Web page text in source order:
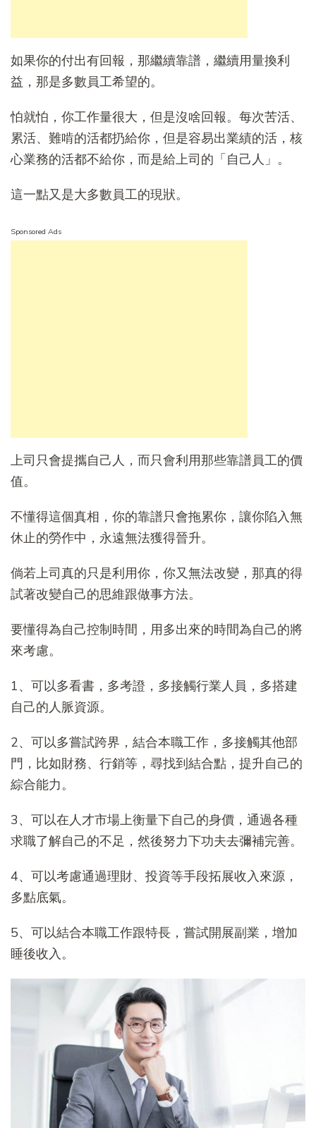
如果你的付出有回報，那繼續靠譜，繼續用量換利
益，那是多數員工希望的。
怕就怕，你工作量很大，但是沒啥回報。每次苦活、
累活、難啃的活都扔給你，但是容易出業績的活，核
心業務的活都不給你，而是給上司的「自己人」。
這一點又是大多數員工的現狀。
Sponsored Ads
上司只會提攜自己人，而只會利用那些靠譜員工的價
值。
不懂得這個真相，你的靠譜只會拖累你，讓你陷入無
休止的勞作中，永遠無法獲得晉升。
倘若上司真的只是利用你，你又無法改變，那真的得
試著改變自己的思維跟做事方法。
要懂得為自己控制時間，用多出來的時間為自己的將
來考慮。
1、可以多看書，多考證，多接觸行業人員，多搭建
自己的人脈資源。
2、可以多嘗試跨界，結合本職工作，多接觸其他部
門，比如財務、行銷等，尋找到結合點，提升自己的
綜合能力。
3、可以在人才市場上衡量下自己的身價，通過各種
求職了解自己的不足，然後努力下功夫去彌補完善。
4、可以考慮通過理財、投資等手段拓展收入來源，
多點底氣。
5、可以結合本職工作跟特長，嘗試開展副業，增加
睡後收入。